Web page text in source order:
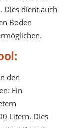
Dies dient auch
Boden
den
Ein
Litern. Dies